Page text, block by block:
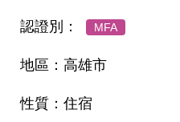
MFA
高雄市
住宿